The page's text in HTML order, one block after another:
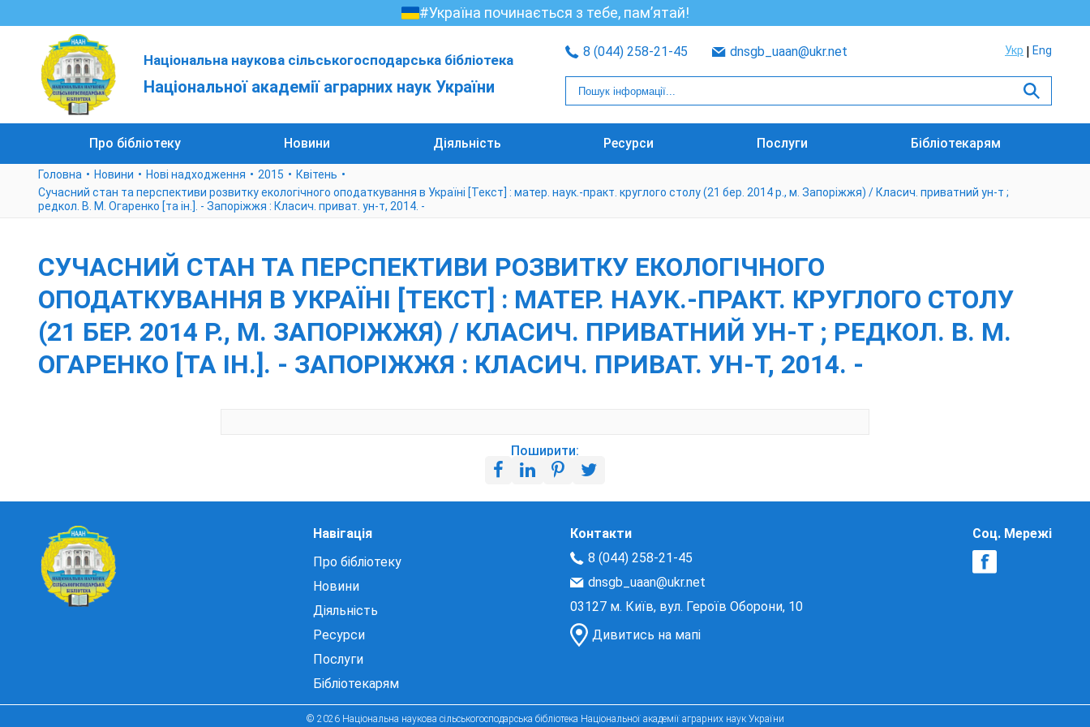
#Україна починається з тебе, пам’ятай!
Національна наукова сільськогосподарська бібліотека
Національної академії аграрних наук України
8 (044) 258-21-45 dnsgb_uaan@ukr.net Укр Eng
Про бібліотеку Новини Діяльність Ресурси Послуги Бібліотекарям
Головна Новини Нові надходження 2015
Квітень
Сучасний стан та перспективи розвитку екологічного оподаткування в Україні [Текст] : матер. наук.-практ. круглого столу (21 бер. 2014 р., м. Запоріжжя) / Класич. приватний ун-т ;
редкол. В. М. Огаренко [та ін.]. - Запоріжжя : Класич. приват. ун-т, 2014. -
СУЧАСНИЙ СТАН ТА ПЕРСПЕКТИВИ РОЗВИТКУ ЕКОЛОГІЧНОГО
ОПОДАТКУВАННЯ В УКРАЇНІ [ТЕКСТ] : МАТЕР. НАУК.-ПРАКТ. КРУГЛОГО СТОЛУ
(21 БЕР. 2014 Р., М. ЗАПОРІЖЖЯ) / КЛАСИЧ. ПРИВАТНИЙ УН-Т ; РЕДКОЛ. В. М.
ОГАРЕНКО [ТА ІН.]. - ЗАПОРІЖЖЯ : КЛАСИЧ. ПРИВАТ. УН-Т, 2014. -
Поширити:
Навігація
Про бібліотеку
Новини
Діяльність
Ресурси
Послуги
Бібліотекарям
Контакти
8 (044) 258-21-45
dnsgb_uaan@ukr.net
03127 м. Київ, вул. Героїв Оборони, 10
Дивитись на мапі
Соц. Мережі
© 2026 Національна наукова сільськогосподарська бібліотека Національної академії аграрних наук України